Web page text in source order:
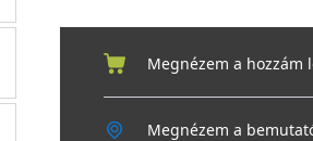
Megnézem a hozzám
Megnézem a